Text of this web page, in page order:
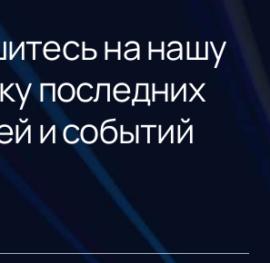
на нашу
последних
и событий